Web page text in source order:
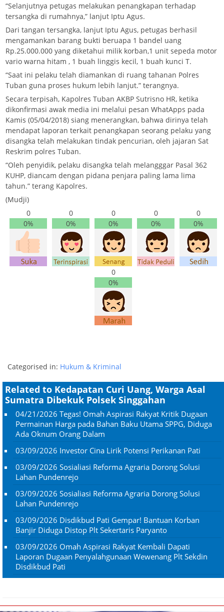
“Selanjutnya petugas melakukan penangkapan terhadap
tersangka di rumahnya,” lanjut Iptu Agus.
Dari tangan tersangka, lanjut Iptu Agus, petugas berhasil
mengamankan barang bukti beruapa 1 bandel uang
Rp.25.000.000 yang diketahui milik korban,1 unit sepeda motor
vario warna hitam , 1 buah linggis kecil, 1 buah kunci T.
“Saat ini pelaku telah diamankan di ruang tahanan Polres
Tuban guna proses hukum lebih lanjut.” terangnya.
Secara terpisah, Kapolres Tuban AKBP Sutrisno HR, ketika
dikonfirmasi awak media ini melalui pesan WhatApps pada
Kamis (05/04/2018) siang menerangkan, bahwa dirinya telah
mendapat laporan terkait penangkapan seorang pelaku yang
disangka telah melakukan tindak pencurian, oleh jajaran Sat
Reskrim polres Tuban.
“Oleh penyidik, pelaku disangka telah melangggar Pasal 362
KUHP, diancam dengan pidana penjara paling lama lima
tahun.” terang Kapolres.
(Mudji)
0
0%
0
0%
0
0%
0
0%
0
0%
0
0%
Categorised in: Hukum & Kriminal
Related to Kedapatan Curi Uang, Warga Asal
Sumatra Dibekuk Polsek Singgahan
04/21/2026 Tegas! Omah Aspirasi Rakyat Kritik Dugaan
Permainan Harga pada Bahan Baku Utama SPPG, Diduga
Ada Oknum Orang Dalam
03/09/2026 Investor Cina Lirik Potensi Perikanan Pati
03/09/2026 Sosialiasi Reforma Agraria Dorong Solusi
Lahan Pundenrejo
03/09/2026 Sosialiasi Reforma Agraria Dorong Solusi
Lahan Pundenrejo
03/09/2026 Disdikbud Pati Gempar! Bantuan Korban
Banjir Diduga Distop Plt Sekertaris Paryanto
03/09/2026 Omah Aspirasi Rakyat Kembali Dapati
Laporan Dugaan Penyalahgunaan Wewenang Plt Sekdin
Disdikbud Pati